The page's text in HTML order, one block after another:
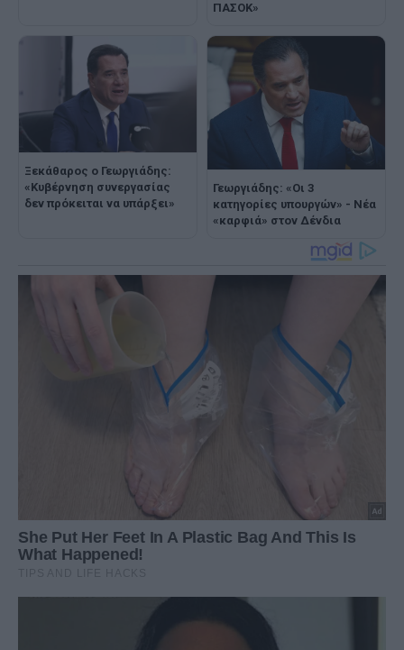
ΠΑΣΟΚ»
Ξεκάθαρος ο Γεωργιάδης:
«Κυβέρνηση συνεργασίας
δεν πρόκειται να υπάρξει»
Γεωργιάδης: «Οι 3
κατηγορίες υπουργών» - Νέα
«καρφιά» στον Δένδια